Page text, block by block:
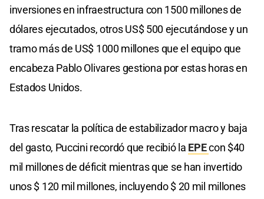
inversiones en infraestructura con 1500 millones de
dólares ejecutados, otros US$ 500 ejecutándose y un
tramo más de US$ 1000 millones que el equipo que
encabeza Pablo Olivares gestiona por estas horas en
Estados Unidos.
Tras rescatar la política de estabilizador macro y baja
del gasto, Puccini recordó que recibió la EPEcon $40
mil millones de déficit mientras que se han invertido
unos $ 120 mil millones, incluyendo $ 20 mil millones